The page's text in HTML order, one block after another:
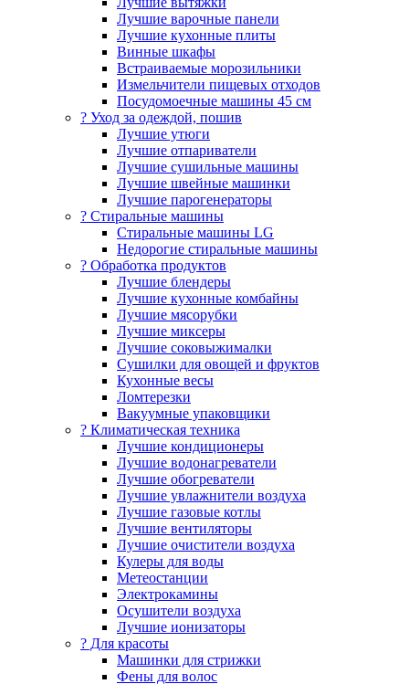
Лучшие варочные панели
Лучшие кухонные плиты
Винные шкафы
Встраиваемые морозильники
Измельчители пищевых отходов
Посудомоечные машины 45 см
? Уход за одеждой, пошив
Лучшие утюги
Лучшие отпариватели
Лучшие сушильные машины
Лучшие швейные машинки
Лучшие парогенераторы
? Стиральные машины
Стиральные машины LG
Недорогие стиральные машины
? Обработка продуктов
Лучшие блендеры
Лучшие кухонные комбайны
Лучшие мясорубки
Лучшие миксеры
Лучшие соковыжималки
Сушилки для овощей и фруктов
Кухонные весы
Ломтерезки
Вакуумные упаковщики
?️ Климатическая техника
Лучшие кондиционеры
Лучшие водонагреватели
Лучшие обогреватели
Лучшие увлажнители воздуха
Лучшие газовые котлы
Лучшие вентиляторы
Лучшие очистители воздуха
Кулеры для воды
Метеостанции
Электрокамины
Осушители воздуха
Лучшие ионизаторы
? Для красоты
Машинки для стрижки
Фены для волос